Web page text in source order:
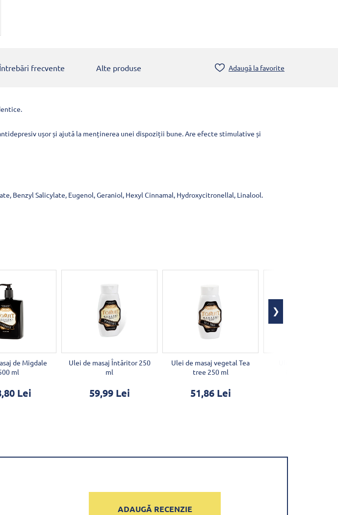
frecvente Alte produse Adaugă la favorite
ușor și ajută la menținerea unei dispoziții bune. Are efecte stimulative și
Benzyl Salicylate, Eugenol, Geraniol, Hexyl Cinnamal, Hydroxycitronellal, Linalool.
de Migdale
ml
Lei
Ulei de masaj Întăritor 250
ml
59,99 Lei
Ulei de masaj vegetal Tea
tree 250 ml
51,86 Lei
ADAUGĂ RECENZIE